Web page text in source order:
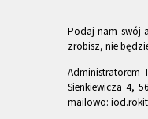
Podaj nam swój
zrobisz, nie
Administratorem
Sienkiewicza 4,
mailowo: